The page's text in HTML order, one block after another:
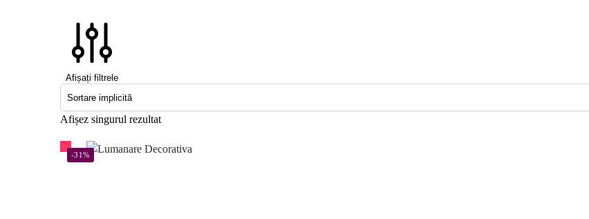
Afișați filtrele
Afișez singurul rezultat
-31%